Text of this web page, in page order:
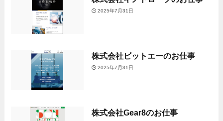
2025年7月31日
株式会社ビットエーのお仕事
2025年7月31日
株式会社Gear8のお仕事